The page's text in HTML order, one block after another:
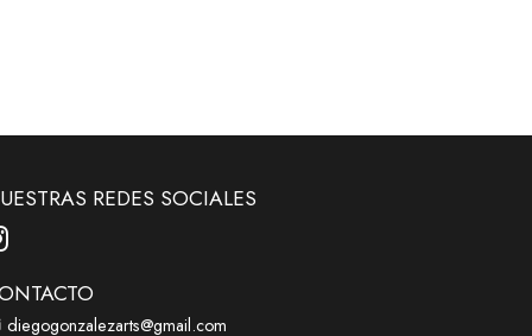
REDES SOCIALES
diegogonzalezarts@gmail.com